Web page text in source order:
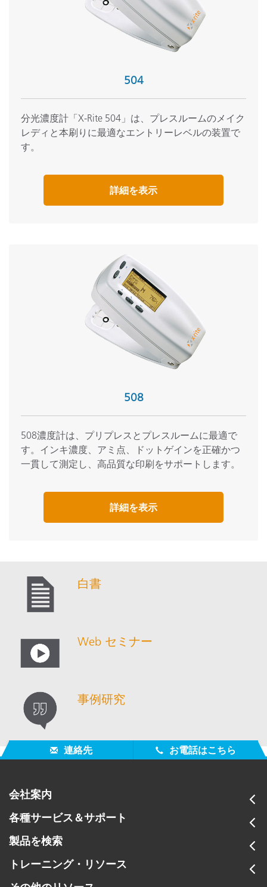
504
分光濃度計「X-Rite 504」は、プレスルームのメイク
レディと本刷りに最適なエントリーレベルの装置で
す。
詳細を表示
508
508濃度計は、プリプレスとプレスルームに最適で
す。インキ濃度、アミ点、ドットゲインを正確かつ
一貫して測定し、高品質な印刷をサポートします。
詳細を表示
白書
Web セミナー
事例研究
連絡先 お電話はこちら
会社案内
各種サービス＆サポート
製品を検索
トレーニング・リソース